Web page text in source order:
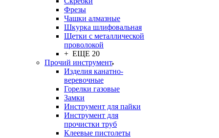
Фрезы
Чашки алмазные
Шкурка шлифовальная
Щетки с металлической
проволокой
+ ЕЩЕ 20
Прочий инструмент
Изделия канатно-
веревочные
Горелки газовые
Замки
Инструмент для пайки
Инструмент для
прочистки труб
Клеевые пистолеты